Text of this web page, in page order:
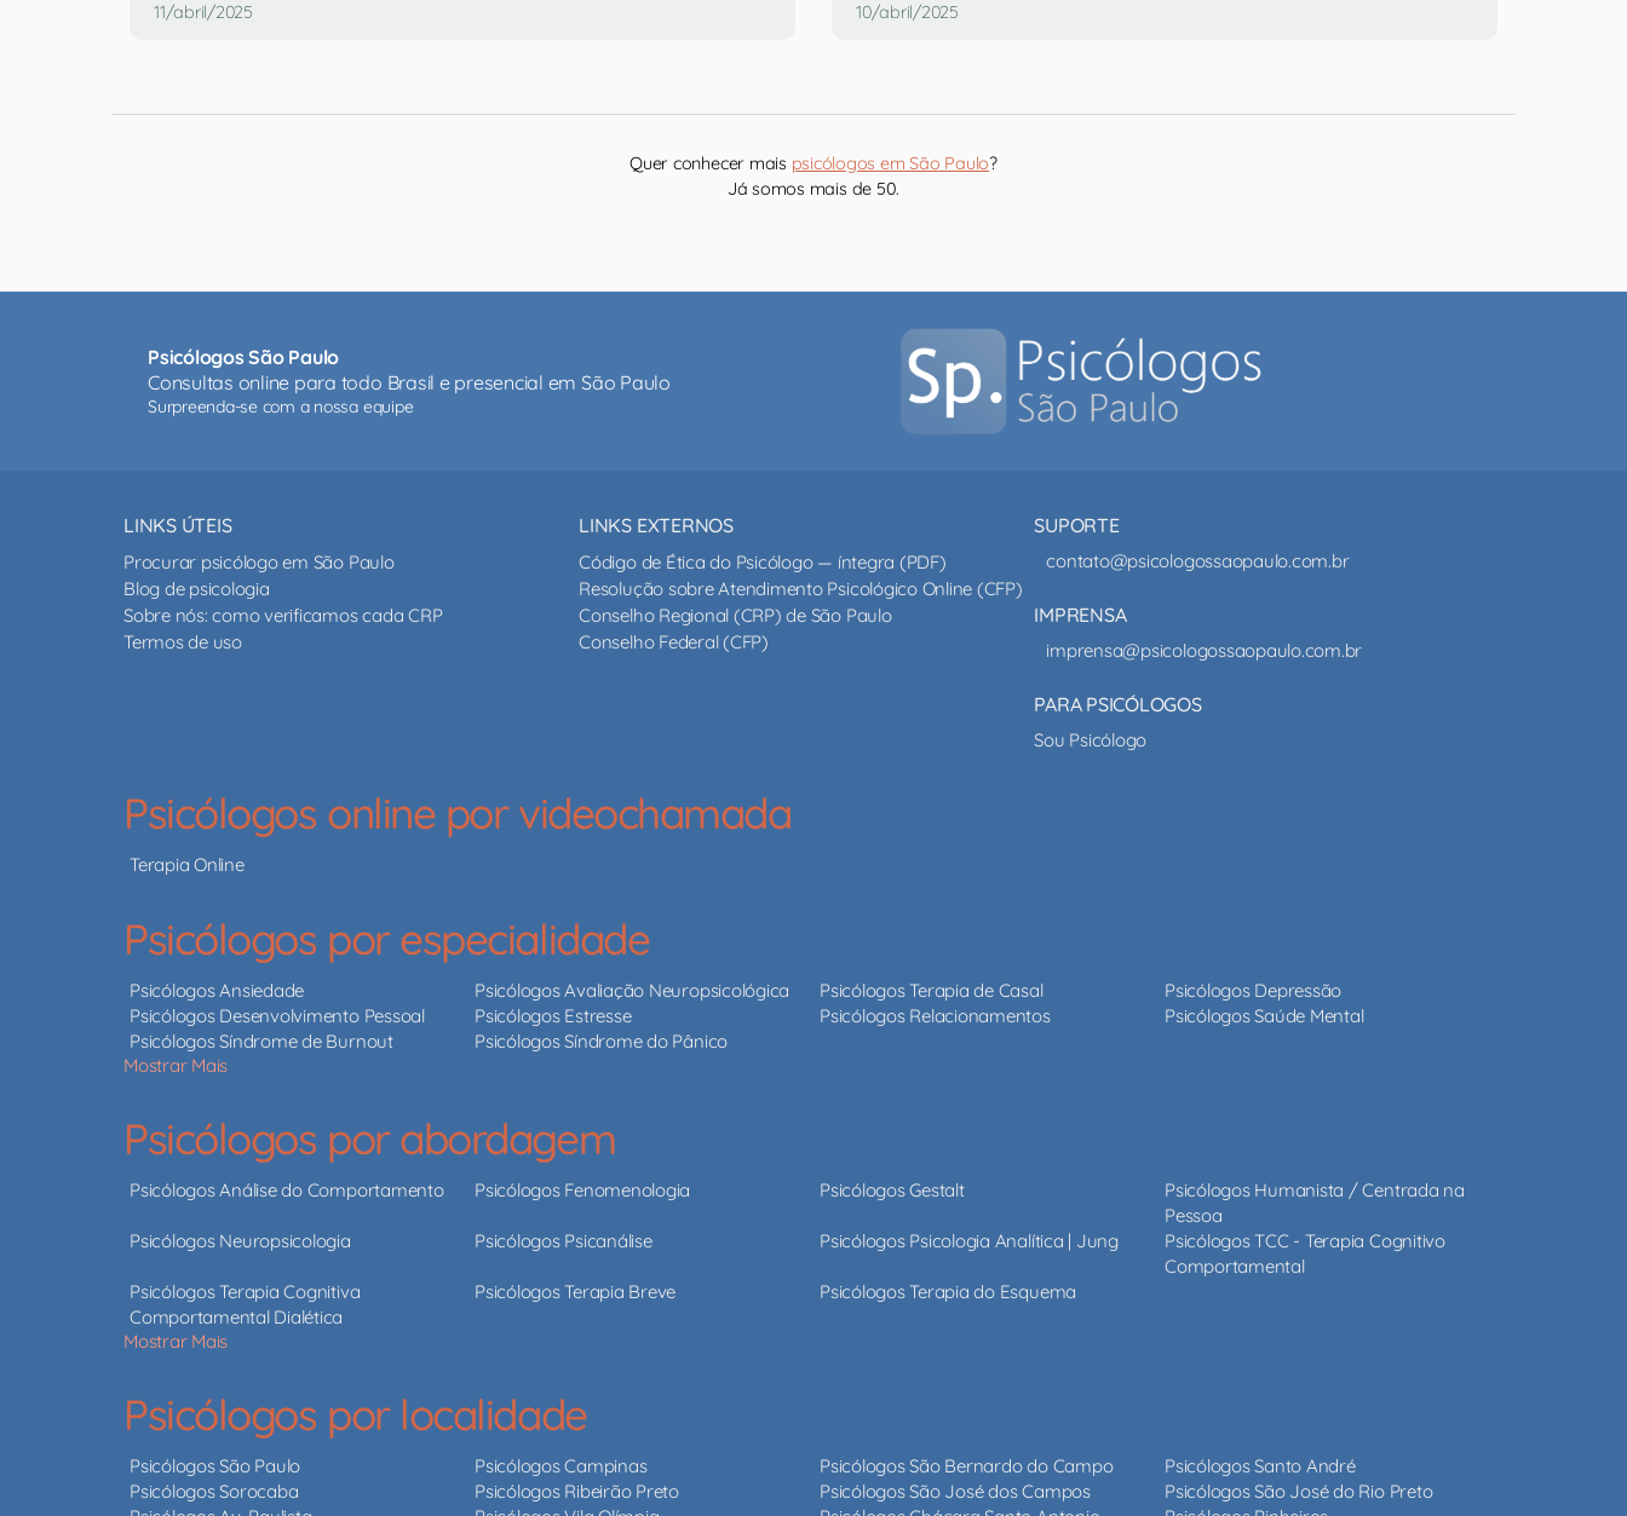
11/abril/2025 10/abril/2025
Quer conhecer mais psicólogos em São Paulo?
Já somos mais de 50.
Psicólogos São Paulo
Consultas online para todo Brasil e presencial em São Paulo
Surpreenda-se com a nossa equipe
LINKS ÚTEIS
Procurar psicólogo em São Paulo
Blog de psicologia
Sobre nós: como verificamos cada CRP
Termos de uso
LINKS EXTERNOS
Código de Ética do Psicólogo — íntegra (PDF)
Resolução sobre Atendimento Psicológico Online (CFP)
Conselho Regional (CRP) de São Paulo
Conselho Federal (CFP)
SUPORTE
contato@psicologossaopaulo.com.br
IMPRENSA
imprensa@psicologossaopaulo.com.br
PARA PSICÓLOGOS
Sou Psicólogo
Psicólogos online por videochamada
Terapia Online
Psicólogos por especialidade
Psicólogos Ansiedade Psicólogos Avaliação Neuropsicológica Psicólogos Terapia de Casal
Psicólogos Depressão
Psicólogos Desenvolvimento Pessoal
Psicólogos Estresse Psicólogos Relacionamentos
Psicólogos Saúde Mental
Psicólogos Síndrome de Burnout
Psicólogos Síndrome do Pânico
Mostrar Mais
Psicólogos por abordagem
Psicólogos Análise do Comportamento Psicólogos Fenomenologia Psicólogos Gestalt
Psicólogos Humanista / Centrada na
Pessoa
Psicólogos Neuropsicologia
Psicólogos Psicanálise Psicólogos Psicologia Analítica | Jung
Psicólogos TCC - Terapia Cognitivo
Comportamental
Psicólogos Terapia Cognitiva
Comportamental Dialética
Psicólogos Terapia Breve Psicólogos Terapia do Esquema
Mostrar Mais
Psicólogos por localidade
Psicólogos São Paulo Psicólogos Campinas Psicólogos São Bernardo do Campo
Psicólogos Santo André
Psicólogos Sorocaba
Psicólogos Ribeirão Preto Psicólogos São José dos Campos
Psicólogos São José do Rio Preto